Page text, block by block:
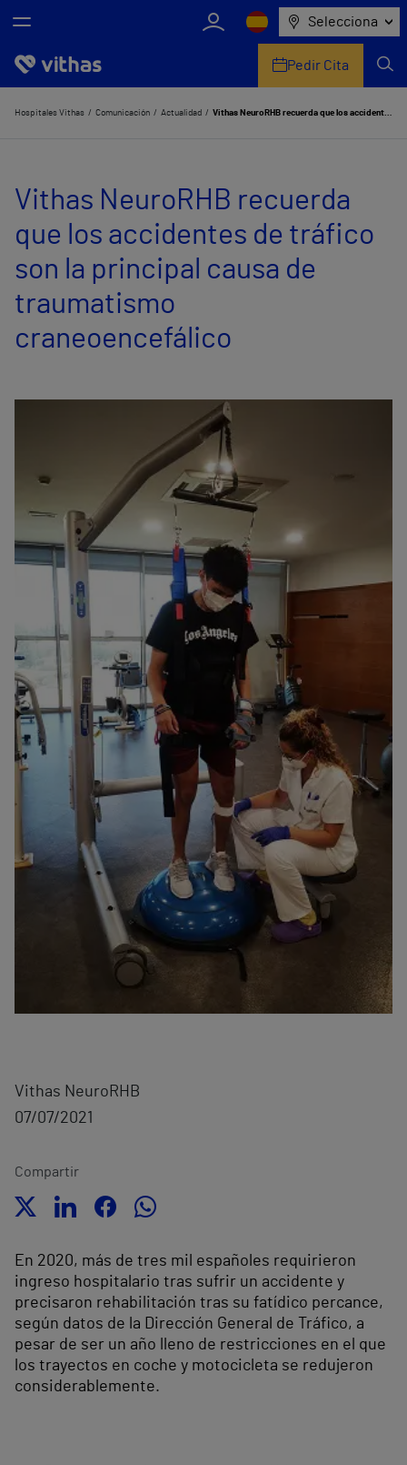
Selecciona
Nosotros
Servicios de salud
Equipo médico y asistencial
Información útil
Pedir Cita
Hospitales Vithas Comunicación Actualidad Vithas NeuroRHB recuerda que los accidentes de tráfico son la principal causa de traumatismo craneoencefálico
Vithas NeuroRHB recuerda
que los accidentes de tráfico
son la principal causa de
traumatismo
craneoencefálico
Vithas NeuroRHB
07/07/2021
Compartir
En 2020, más de tres mil españoles requirieron
ingreso hospitalario tras sufrir un accidente y
precisaron rehabilitación tras su fatídico percance,
según datos de la Dirección General de Tráfico, a
pesar de ser un año lleno de restricciones en el que
los trayectos en coche y motocicleta se redujeron
considerablemente.